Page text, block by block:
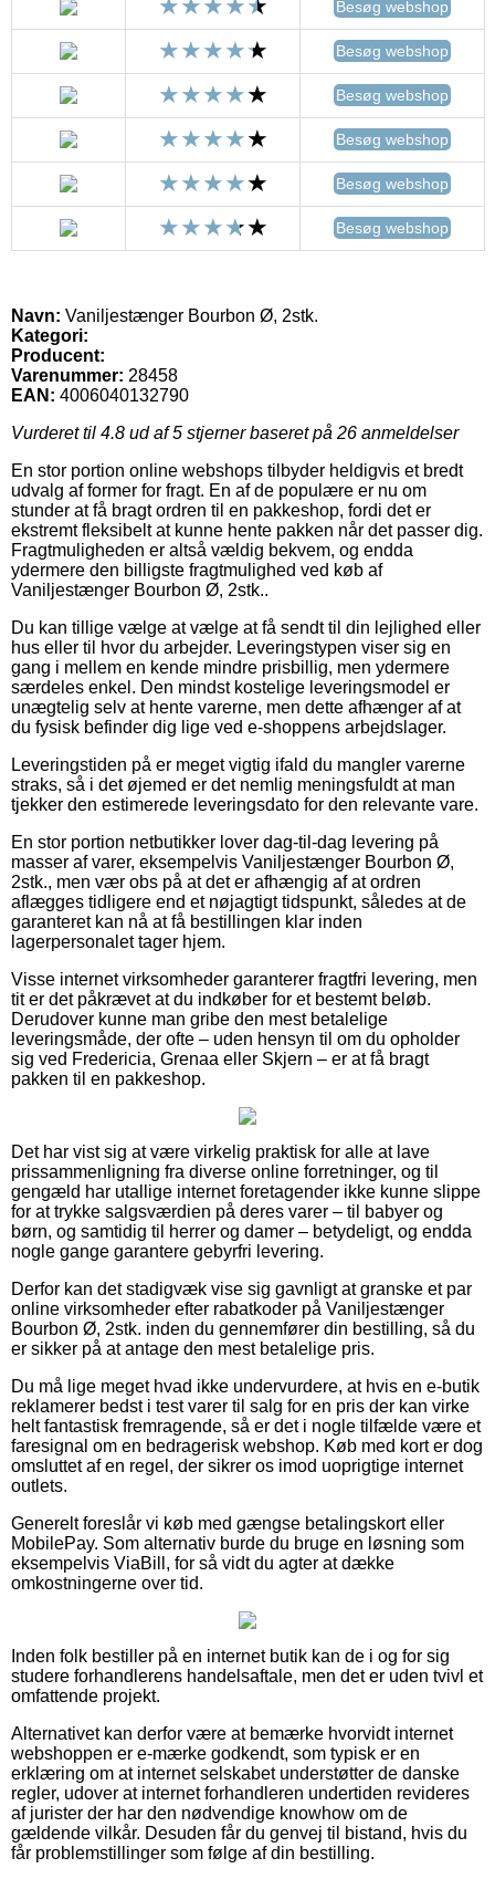
Besøg webshop
Besøg webshop
Besøg webshop
Besøg webshop
Besøg webshop
Besøg webshop
Navn: Vaniljestænger Bourbon Ø, 2stk.
Kategori:
Producent:
Varenummer: 28458
EAN: 4006040132790
Vurderet til 4.8 ud af 5 stjerner baseret på 26 anmeldelser
En stor portion online webshops tilbyder heldigvis et bredt
udvalg af former for fragt. En af de populære er nu om
stunder at få bragt ordren til en pakkeshop, fordi det er
ekstremt fleksibelt at kunne hente pakken når det passer dig.
Fragtmuligheden er altså vældig bekvem, og endda
ydermere den billigste fragtmulighed ved køb af
Vaniljestænger Bourbon Ø, 2stk..
Du kan tillige vælge at vælge at få sendt til din lejlighed eller
hus eller til hvor du arbejder. Leveringstypen viser sig en
gang i mellem en kende mindre prisbillig, men ydermere
særdeles enkel. Den mindst kostelige leveringsmodel er
unægtelig selv at hente varerne, men dette afhænger af at
du fysisk befinder dig lige ved e-shoppens arbejdslager.
Leveringstiden på er meget vigtig ifald du mangler varerne
straks, så i det øjemed er det nemlig meningsfuldt at man
tjekker den estimerede leveringsdato for den relevante vare.
En stor portion netbutikker lover dag-til-dag levering på
masser af varer, eksempelvis Vaniljestænger Bourbon Ø,
2stk., men vær obs på at det er afhængig af at ordren
aflægges tidligere end et nøjagtigt tidspunkt, således at de
garanteret kan nå at få bestillingen klar inden
lagerpersonalet tager hjem.
Visse internet virksomheder garanterer fragtfri levering, men
tit er det påkrævet at du indkøber for et bestemt beløb.
Derudover kunne man gribe den mest betalelige
leveringsmåde, der ofte – uden hensyn til om du opholder
sig ved Fredericia, Grenaa eller Skjern – er at få bragt
pakken til en pakkeshop.
Det har vist sig at være virkelig praktisk for alle at lave
prissammenligning fra diverse online forretninger, og til
gengæld har utallige internet foretagender ikke kunne slippe
for at trykke salgsværdien på deres varer – til babyer og
børn, og samtidig til herrer og damer – betydeligt, og endda
nogle gange garantere gebyrfri levering.
Derfor kan det stadigvæk vise sig gavnligt at granske et par
online virksomheder efter rabatkoder på Vaniljestænger
Bourbon Ø, 2stk. inden du gennemfører din bestilling, så du
er sikker på at antage den mest betalelige pris.
Du må lige meget hvad ikke undervurdere, at hvis en e-butik
reklamerer bedst i test varer til salg for en pris der kan virke
helt fantastisk fremragende, så er det i nogle tilfælde være et
faresignal om en bedragerisk webshop. Køb med kort er dog
omsluttet af en regel, der sikrer os imod uoprigtige internet
outlets.
Generelt foreslår vi køb med gængse betalingskort eller
MobilePay. Som alternativ burde du bruge en løsning som
eksempelvis ViaBill, for så vidt du agter at dække
omkostningerne over tid.
Inden folk bestiller på en internet butik kan de i og for sig
studere forhandlerens handelsaftale, men det er uden tvivl et
omfattende projekt.
Alternativet kan derfor være at bemærke hvorvidt internet
webshoppen er e-mærke godkendt, som typisk er en
erklæring om at internet selskabet understøtter de danske
regler, udover at internet forhandleren undertiden revideres
af jurister der har den nødvendige knowhow om de
gældende vilkår. Desuden får du genvej til bistand, hvis du
får problemstillinger som følge af din bestilling.